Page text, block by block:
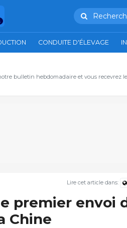
CONDUITE D'ÉLEVAGE
bulletin hebdomadaire et vous recevrez
Lire cet article dans:
premier envoi
Chine